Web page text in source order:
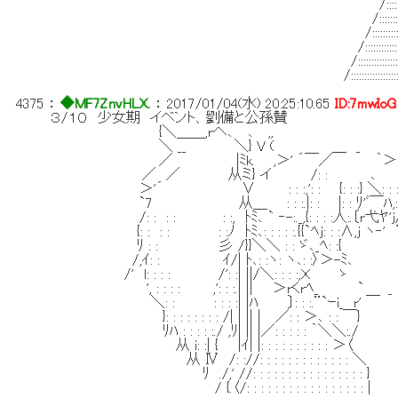
/
/
/
/
/
/
4375 ：◆MF7ZnvHLX. ：2017/01/04(水) 20:25:10.65
３/１０ 少女期 イベント、劉備と公孫賛
{＼＿＿,rへ､ ､ ,,
＼ __ ＼} V ( ＿ _
／ |ﾐk. ,＞' ´￣／ ｀＞
／ ／ 从ミ} イ /: : ､
＞'´ ∨ : : :,': : {: : :} ＼: : :
`7 从＿ : : :.|: : |: : ﾘ'ﾞ￣ﾊ,: :i
/: : : : : :, ﾄﾐ､ ` ‐-:._,{: : : :人:.〔r弋ﾔ'j
{: : : : : :ﾉ ﾄﾐ､: : : : :.{{`ﾍj: : :∧,j ヽ‐'
ﾘ : : 彡 /}}＼＼ : : ゞ､_ﾍ: :{
/,ｲ: : ｲ/| ﾄ､: :ヽ: ヽ､: :〉＞-ﾐ､
/' l: : : : /': :| ||/＼: : : :,Ｘ ゝ
', : : : : ,': : :.| || ＞rくrﾍ_ ` _ ﾉ うーん、
＼: : : : : :| |ﾊ 〕: : :.¨`ｰi_ r' ￣
}: : : : : : : : /| | || | ／: : ＞､ : : ￣}
ﾘﾊ : : : : :./ ,ﾘ| || |／: : : : : ｀＼＼:./
从 i: :| { |ｲ| |: : : : : : : : : : ＞
从 Ⅳ /: ://: : : : : : : : : : : : : ＼
ﾘ ./,' //: : : : : : : : : : : : : : : : }
/ {.〈/: : : : : : : : : : : : : : : : : |